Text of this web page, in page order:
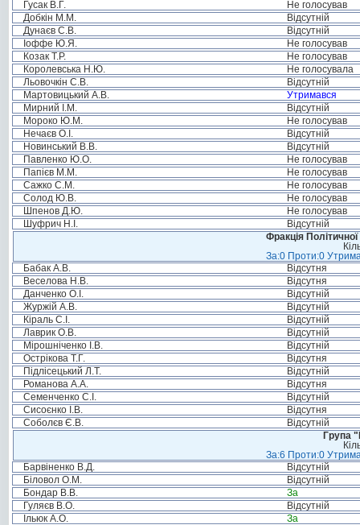
Гусак В.Г.
Не голосував
Добкін М.М.
Відсутній
Дунаєв С.В.
Відсутній
Іоффе Ю.Я.
Не голосував
Козак Т.Р.
Не голосував
Королевська Н.Ю.
Не голосувала
Льовочкін С.В.
Відсутній
Мартовицький А.В.
Утримався
Мирний І.М.
Відсутній
Мороко Ю.М.
Не голосував
Нечаєв О.І.
Відсутній
Новинський В.В.
Відсутній
Павленко Ю.О.
Не голосував
Папієв М.М.
Не голосував
Сажко С.М.
Не голосував
Солод Ю.В.
Не голосував
Шпенов Д.Ю.
Не голосував
Шуфрич Н.І.
Відсутній
Фракція
За:0 Проти:0
Бабак А.В.
Відсутня
Веселова Н.В.
Відсутня
Данченко О.І.
Відсутній
Журжій А.В.
Відсутній
Кіраль С.І.
Відсутній
Лаврик О.В.
Відсутній
Мірошніченко І.В.
Відсутній
Острікова Т.Г.
Відсутня
Підлісецький Л.Т.
Відсутній
Романова А.А.
Відсутня
Семенченко С.І.
Відсутній
Сисоєнко І.В.
Відсутня
Соболєв Є.В.
Відсутній
Група
За:6 Проти:0
Барвіненко В.Д.
Відсутній
Біловол О.М.
Відсутній
Бондар В.В.
За
Гуляєв В.О.
Відсутній
Ільюк А.О.
За